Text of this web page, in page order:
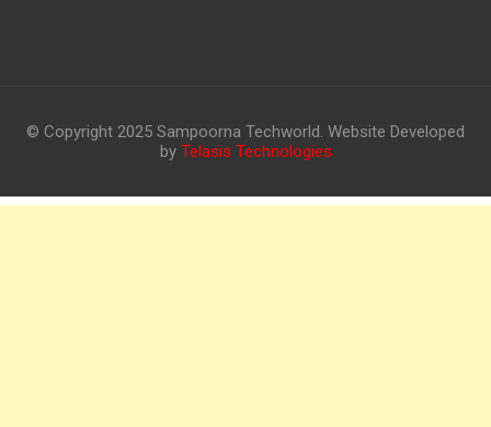
© Copyright 2025 Sampoorna Techworld. Website Developed
by Telasis Technologies